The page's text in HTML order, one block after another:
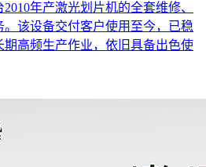
年产激光划片机的全套维修、
该设备交付客户使用至今，已稳
期高频生产作业，依旧具备出色使